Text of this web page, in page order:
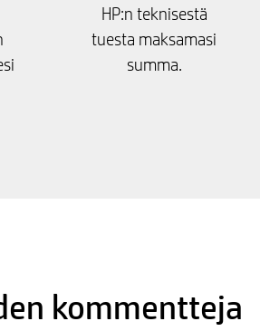
HP:n teknisestä
tuesta maksamasi
summa.
kommentteja